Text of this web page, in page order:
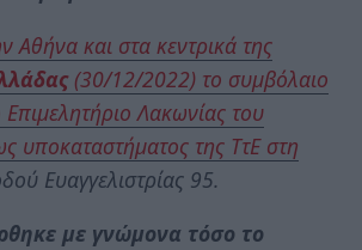
Αθήνα και στα κεντρικά της
(30/12/2022) το συμβόλαιο
Λακωνίας του
υποκαταστήματος της ΤτΕ στη
Ευαγγελιστρίας 95.
με γνώμονα τόσο το